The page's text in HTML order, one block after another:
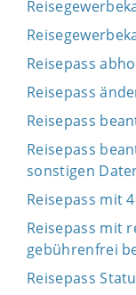
Reisepass
Reisepass
Reisepass
Reisepass
sonstigen
Reisepass mit
Reisepass mit
gebührenfrei
Reisepass